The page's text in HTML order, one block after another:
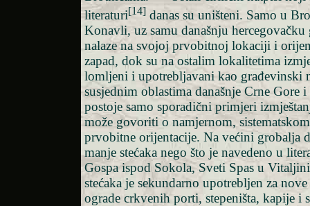
literaturi[14] danas su uništeni. Samo u
Konavli, uz samu današnju hercegovačku
nalaze na svojoj prvobitnoj lokaciji i
zapad, dok su na ostalim lokalitetima
lomljeni i upotrebljavani kao građevinski
susjednim oblastima današnje Crne Gore
postoje samo sporadični primjeri
može govoriti o namjernom,
prvobitne orijentacije. Na većini grobalja
manje stećaka nego što je navedeno u
Gospa ispod Sokola, Sveti Spas u
stećaka je sekundarno upotrebljen za
ograde crkvenih porti, stepeništa, kapije i